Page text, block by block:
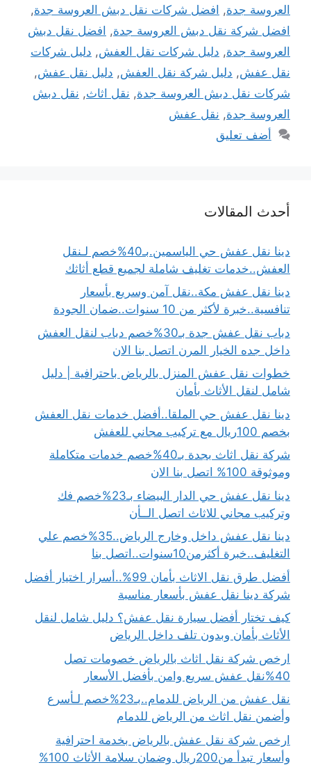
العروسة جدة, افضل شركات نقل دبش العروسة جدة,
افضل شركة نقل دبش العروسة جدة, افضل نقل دبش
العروسة جدة, دليل شركات نقل العفش, دليل شركات
نقل عفش, دليل شركة نقل العفش, دليل نقل عفش,
شركات نقل دبش العروسة جدة, نقل اثاث, نقل دبش
العروسة جدة, نقل عفش
أضف تعليق
أحدث المقالات
دينا نقل عفش حي الياسمين.بـ40%خصم لـنقل
العفش..خدمات تغليف شاملة لجميع قطع أثاثك
دينا نقل عفش مكة..نقل آمن وسريع بأسعار
تنافسية..خبرة لأكثر من 10 سنوات..ضمان الجودة
دباب نقل عفش جدة بـ30%خصم دباب لنقل العفش
داخل جده الخيار المرن اتصل بنا الان
خطوات نقل عفش المنزل بالرياض باحترافية | دليل
شامل لنقل الأثاث بأمان
دينا نقل عفش حي الملقا..أفضل خدمات نقل العفش
بخصم 100ريال مع تركيب مجاني للعفش
شركة نقل اثاث بجدة بـ40%خصم خدمات متكاملة
وموثوقة 100% اتصل بنا الان
دينا نقل عفش حي الدار البيضاء بـ23%خصم فك
وتركيب مجاني للاثاث اتصل الــأن
دينا نقل عفش داخل وخارج الرياض..35%خصم علي
التغليف..خبرة أكثرمن10سنوات..اتصل بنا
أفضل طرق نقل الاثاث بأمان 99%..أسرار اختيار أفضل
شركة دينا نقل عفش بأسعار مناسبة
كيف تختار أفضل سيارة نقل عفش؟ دليل شامل لنقل
الأثاث بأمان وبدون تلف داخل الرياض
ارخص شركة نقل اثاث بالرياض خصومات تصل
40%نقل عفش سريع وامن بأفضل الأسعار
نقل عفش من الرياض للدمام..بـ23%خصم لـأسرع
وأضمن نقل اثاث من الرياض للدمام
ارخص شركة نقل عفش بالرياض بخدمة احترافية
وأسعار تبدأ من200ريال وضمان سلامة الأثاث 100%